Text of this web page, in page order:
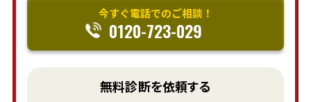
今すぐ電話でのご相談！
0120-723-029
無料診断を依頼する